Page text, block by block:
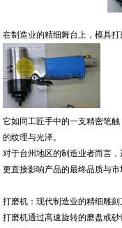
在制造业的精细舞台上，模具打
它如同工匠手中的一支精密笔
的纹理与光泽。
对于台州地区的制造业者而言
更直接影响产品的最终品质与市
打磨机：现代制造业的精细雕刻
打磨机通过高速旋转的磨盘或